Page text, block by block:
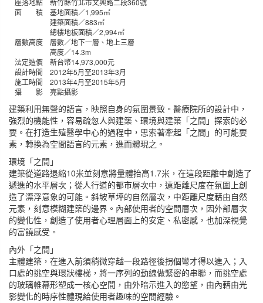
座落地點 新竹縣竹北市文興路二段360號
面 積 基地面積／1,995㎡
建築面積／883㎡
總樓地板面積／2,994㎡
層數高度 層數／地下一層、地上三層
高度／14.3m
法定造價 新台幣14,973,000元
設計時間 2012年5月至2013年3月
施工時間 2013年4月至2015年5月
攝 影 亮點攝影
建築利用無聲的語言，映照自身的氛圍景致。醫療院所的設計中，
強烈的機能性，容易疏忽人與建築、環境與建築「之間」探索的必
要。在打造生殖醫學中心的過程中，思索著牽起「之間」的可能要
素，轉換為空間語言的元素，進而體現之。
環境「之間」
建築從道路退縮10米並刻意將量體抬高1.7米，在這段距離中創造了
遞進的水平層次；從人行道的都市層次中，遠距離尺度在氛圍上創
造了漂浮意象的可能。斜坡草坪的自然層次，中距離尺度藉由自然
元素，刻意模糊建築的邊界。內部使用者的空間層次，因外部層次
的變化性，創造了使用者心理層面上的安定、私密感，也加深視覺
的富饒感受。
內外「之間」
主體建築，在進入前須稍微穿越一段路徑後拐個彎才得以進入；入
口處的挑空與環狀樓梯，將一序列的動線做緊密的串聯，而挑空處
的玻璃帷幕形塑成一核心空間，由外暗示進入的慾望，由內藉由光
影變化的時序性體現給使用者趣味的空間經驗。